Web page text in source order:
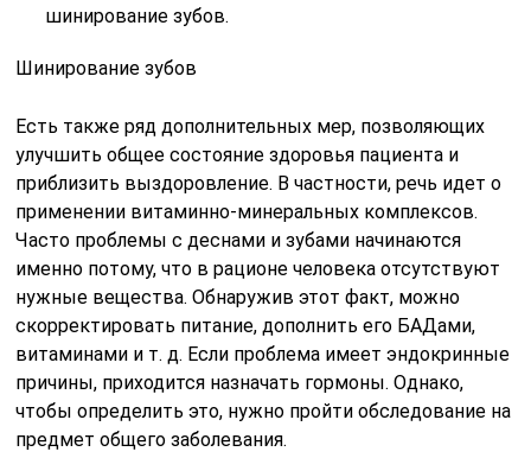
шинирование зубов.
Шинирование зубов
Есть также ряд дополнительных мер, позволяющих
улучшить общее состояние здоровья пациента и
приблизить выздоровление. В частности, речь идет о
применении витаминно-минеральных комплексов.
Часто проблемы с деснами и зубами начинаются
именно потому, что в рационе человека отсутствуют
нужные вещества. Обнаружив этот факт, можно
скорректировать питание, дополнить его БАДами,
витаминами и т. д. Если проблема имеет эндокринные
причины, приходится назначать гормоны. Однако,
чтобы определить это, нужно пройти обследование на
предмет общего заболевания.